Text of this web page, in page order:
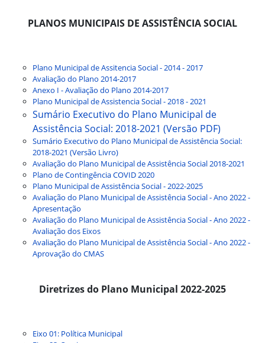
PLANOS MUNICIPAIS DE ASSISTÊNCIA SOCIAL
Plano Municipal de Assitencia Social - 2014 - 2017
Avaliação do Plano 2014-2017
Anexo I - Avaliação do Plano 2014-2017
Plano Municipal de Assistencia Social - 2018 - 2021
Sumário Executivo do Plano Municipal de
Assistência Social: 2018-2021 (Versão PDF)
Sumário Executivo do Plano Municipal de Assistência Social:
2018-2021 (Versão Livro)
Avaliação do Plano Municipal de Assistência Social 2018-2021
Plano de Contingência COVID 2020
Plano Municipal de Assistência Social - 2022-2025
Avaliação do Plano Municipal de Assistência Social - Ano 2022 -
Apresentação
Avaliação do Plano Municipal de Assistência Social - Ano 2022 -
Avaliação dos Eixos
Avaliação do Plano Municipal de Assistência Social - Ano 2022 -
Aprovação do CMAS
Diretrizes do Plano Municipal 2022-2025
Eixo 01: Política Municipal